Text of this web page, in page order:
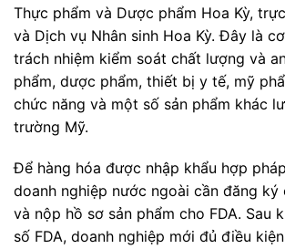
Thực phẩm và Dược phẩm Hoa Kỳ,
và Dịch vụ Nhân sinh Hoa Kỳ. Đây là
trách nhiệm kiểm soát chất lượng và
phẩm, dược phẩm, thiết bị y tế, mỹ
chức năng và một số sản phẩm khác
trường Mỹ.
Để hàng hóa được nhập khẩu hợp
doanh nghiệp nước ngoài cần đăng ký
và nộp hồ sơ sản phẩm cho FDA. Sau
số FDA, doanh nghiệp mới đủ điều